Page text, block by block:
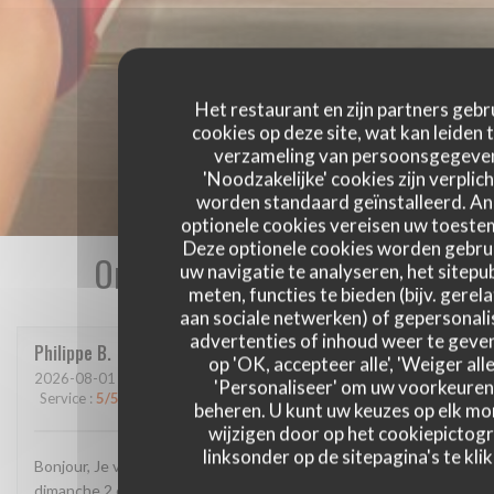
Het restaurant en zijn partners
cookies op deze site, wat kan leiden
verzameling van
'Noodzakelijke' cookies zijn
worden standaard geïnstalleerd.
optionele cookies vereisen uw
Deze optionele cookies worden
uw navigatie te analyseren, het
meten, functies te bieden (bijv.
aan sociale netwerken) of
advertenties of inhoud weer te
op 'OK, accepteer alle', 'Weiger
'Personaliseer' om uw
beheren. U kunt uw keuzes op elk
wijzigen door op het
linksonder op de sitepagina's te
Onze gastbeoordelingen
Philippe B
2026-08-01
- 19:45 - Gasten 3
Service : 5/5 /5 Keuken:4/5 Kwaliteit / Prijs: 4/5
Bonjour, Je vous ai envoyé un message sur google, je crois